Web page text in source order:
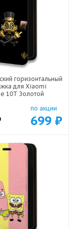
горизонтальный
для Xiaomi
10T Золотой
по акции
699 ₽